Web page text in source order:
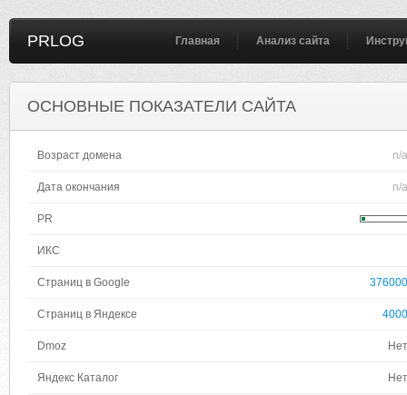
PRLOG Главная Анализ сайта
ОСНОВНЫЕ ПОКАЗАТЕЛИ САЙТА
Возраст домена n/a
Дата окончания n/a
PR
ИКС
Страниц в Google 376000
Страниц в Яндексе 4000
Dmoz Нет
Яндекс Каталог Нет